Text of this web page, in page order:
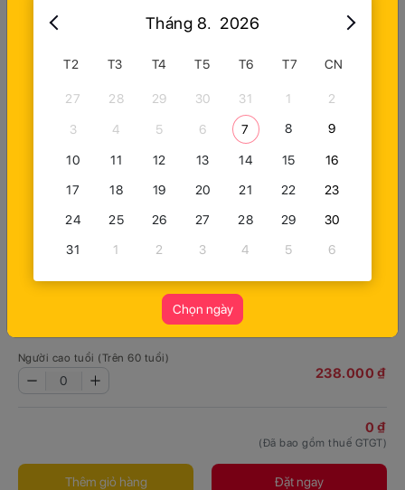
Công Viên Nước (Khách Nước Ngoài -5%)
Công Viên Nước + Buffet (Khách Nước Ngoài)
Công Viên Nước + Set Menu Tối (Khách Nước Ngoài)
Công Viên Nước + Lẩu Tối (Khách Nước Ngoài)
Người lớn (Trên 1,4 mét)
428.000 ₫
Trẻ em (Từ 1 mét đến 1,4 mét)
Người cao tuổi (Trên 60 tuổi)
0 238.000 ₫
0 ₫
(Đã bao gồm thuế GTGT)
Thêm giỏ hàng Đặt ngay
Tháng 8. 2026
T2 T3 T4 T5 T6 T7 CN
27 28 29 30 31 1 2
3 4 5 6 7 8 9
10 11 12 13 14 15 16
17 18 19 20 21 22 23
24 25 26 27 28 29 30
31 1 2 3 4 5 6
Chọn ngày